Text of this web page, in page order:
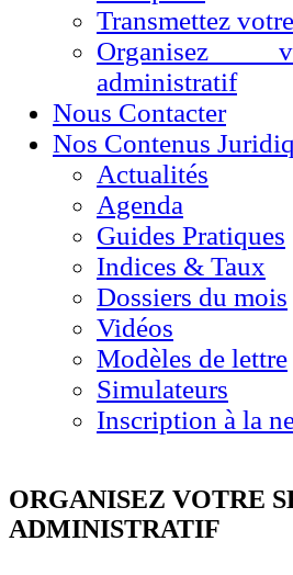
Transmettez
Organisez
administratif
Nous Contacter
Nos Contenus
Actualités
Agenda
Guides Pratiques
Indices & Taux
Dossiers du mois
Vidéos
Modèles de lettre
Simulateurs
Inscription à la
ORGANISEZ VOTRE
ADMINISTRATIF